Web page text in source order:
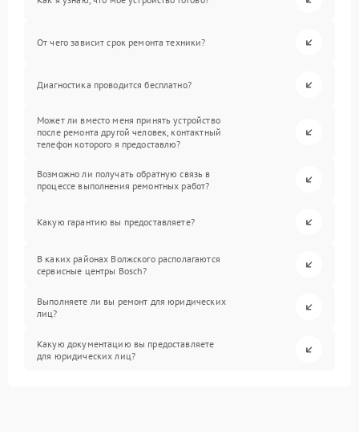
От чего зависит срок ремонта техники?
Диагностика проводится бесплатно?
Может ли вместо меня принять устройство
после ремонта другой человек, контактный
телефон которого я предоставлю?
Возможно ли получать обратную связь в
процессе выполнения ремонтных работ?
Какую гарантию вы предоставляете?
В каких районах Волжского располагаются
сервисные центры Bosch?
Выполняете ли вы ремонт для юридических
лиц?
Какую документацию вы предоставляете
для юридических лиц?